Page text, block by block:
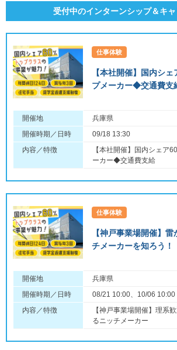
受付中のインターンシップ＆キ
仕事体験
【本社開催】国内シ
プメーカー◆交通費支
開催地
兵庫県
開催時期／日時
09/18 13:30
内容／特徴
【本社開催】国内シェア
ーカー◆交通費支給
仕事体験
【神戸事業場開催】
チメーカーを知ろう！
開催地
兵庫県
開催時期／日時
08/21 10:00、10/06 10:00
内容／特徴
【神戸事業場開催】理系
るニッチメーカー